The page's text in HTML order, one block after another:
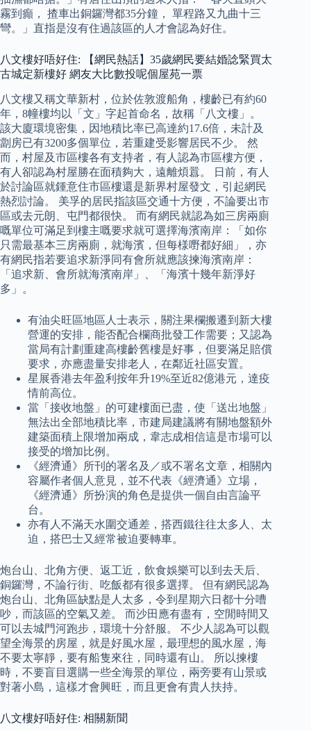
霧到癲， 揸車出銅鑼灣都35分鐘， 單程路又九曲十三
彎。」直指是沒有住過該區的人才會認為好住。
八文樓好唔好住: 【網民熱話】35歲網民要結婚諗緊買太
古城定新樓好 網友大比數投呢個屋苑一票
八文樓又稱文華新村，位於佐敦渡船角，樓齡已有約60
年，8幢樓均以「文」字起首命名，故稱「八文樓」。
該大廈環境密集，因地積比率已高達約17.6倍，未計及
劏房已有3200多個單位，若重建受影響居民不少。 然
而，村屋及市區樓各有支持者，有人認為市區樓方便，
有人卻認為村屋勝在面積夠大，遠離煩囂。 日前，有人
於討論區就鍾意住市區樓還是新界村屋發文，引起網民
熱烈討論。 美孚的居民指該區交通十方便，不論要出市
區或去元朗、屯門都很快。 而有網民就認為如三房兩廁
嘅單位可滿足到樓主嘅要求就可選擇海濱南岸：「如你
只需最基本三房兩廁，就海濱，但每様嘢都好細」，亦
有網民指若要追求新淨同有會所就應該揀海濱南岸：
「追求新、會所就海濱南岸」、「海濱十幾年新淨好
多」。
有油尖旺區地區人士表示，關注果欄搬遷到新大樓
營運的安排，能否配合欄商批發工作需要；又認為
當局有計劃重建高樓齡舊樓是好事，但要滿足賠償
要求，亦應盡量安排老人，在鄰近社區安置。
星展香港去年盈利按年升19%至近82億港元，達疫
情前高位。
當「接收地盤」的可建樓面已盡，使「送出地盤」
無法出全部地積比率，市建局建議將有關地盤額外
建築面積上限增加兩成，韋志成相信這是市場可以
接受的增加比例。
《經濟通》所刊的署名及／或不署名文章，相關內
容屬作者個人意見，並不代表《經濟通》立場，
《經濟通》所扮演的角色是提供一個自由言論平
台。
亦有人不滿天水圍交通差，搭西鐵往往太多人、太
迫，搭巴士又經常被迫要轉車。
炮台山、北角方便、返工近，飲食娛樂可以到去天后、
銅鑼灣，不論行街、吃飯都有很多選擇。 但有網民認為
炮台山、北角區缺點是人太多，令到星期六日都十分嘈
吵，而該區的空氣又差。 而沙田應有盡有，空閒時間又
可以去城門河跑步，環境十分舒服。 不少人認為可以觀
望全海景的房屋，就是好風水屋，最理想的風水屋，海
不要太寧靜，要有船隻來往，同時還有山。 所以揀樓
時，不要盲目選購一些全海景的單位，兩旁要有山景或
對著小島，這樣才會興旺，而且更會有貴人扶持。
八文樓好唔好住: 相關新聞